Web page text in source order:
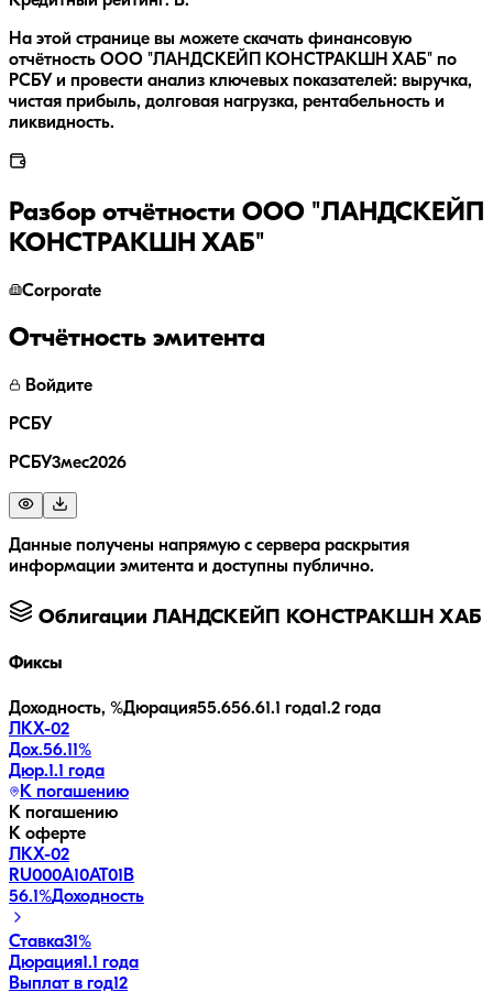
На этой странице вы можете скачать финансовую
отчётность ООО "ЛАНДСКЕЙП КОНСТРАКШН ХАБ" по
РСБУ и провести анализ ключевых показателей: выручка,
чистая прибыль, долговая нагрузка, рентабельность и
ликвидность.
Разбор отчётности ООО "ЛАНДСКЕЙП
КОНСТРАКШН ХАБ"
Corporate
Отчётность эмитента
Войдите
РСБУ
РСБУ3мес2026
Данные получены напрямую с сервера раскрытия
информации эмитента и доступны публично.
Облигации ЛАНДСКЕЙП КОНСТРАКШН ХАБ
Фиксы
Доходность, %Дюрация55.656.61.1 года1.2 года
ЛКХ-02
Дох.56.11%
Дюр.1.1 года
К погашению
К погашению
К оферте
ЛКХ-02
RU000A10AT01 B
56.1%Доходность
Ставка31%
Дюрация1.1 года
Выплат в год12